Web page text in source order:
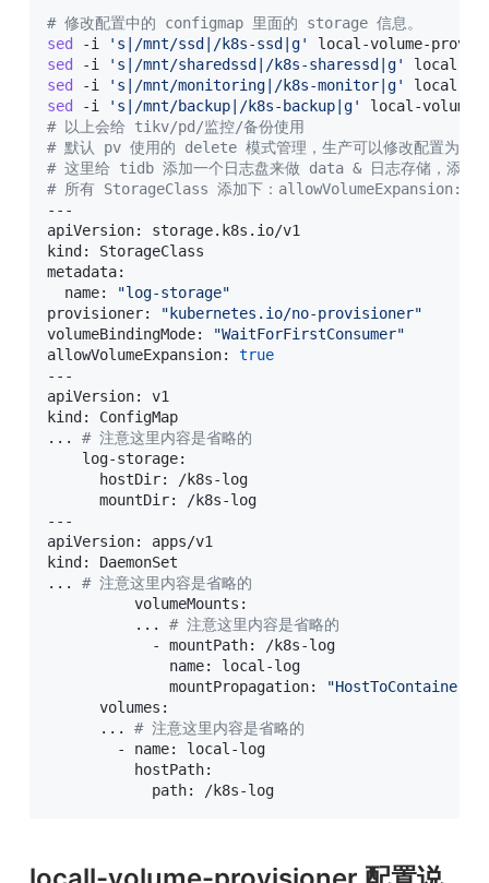
# 修改配置中的 configmap 里面的 storage 信息。
sed
-i
's|/mnt/ssd|/k8s-ssd|g'
sed
-i
's|/mnt/sharedssd|/k8s-sharessd|g'
sed
-i
's|/mnt/monitoring|/k8s-monitor|g'
sed
-i
's|/mnt/backup|/k8s-backup|g'
# 以上会给 tikv/pd/监控/备份使用
# 默认 pv 使用的 delete 模式管理，生产可以修改配置为
# 这里给 tidb 添加一个日志盘来做 data & 日志存储，添加
# 所有 StorageClass 添加下：allowVolumeExpansion:
---
apiVersion: storage.k8s.io/v1
kind: StorageClass
metadata:
  name:
"log-storage"
provisioner:
"kubernetes.io/no-provisioner"
volumeBindingMode:
"WaitForFirstConsumer"
allowVolumeExpansion: true
---
apiVersion: v1
.. . # 注意这里内容是省略的
    log-storage:
      hostDir: /k8s-log
      mountDir: /k8s-log
---
apiVersion: apps/v1
.. . # 注意这里内容是省略的
          volumeMounts:
.. . # 注意这里内容是省略的
            - mountPath: /k8s-log
              name: local-log
              mountPropagation:
"HostToContainer"
      volumes:
.. . # 注意这里内容是省略的
        - name: local-log
          hostPath:
            path: /k8s-log